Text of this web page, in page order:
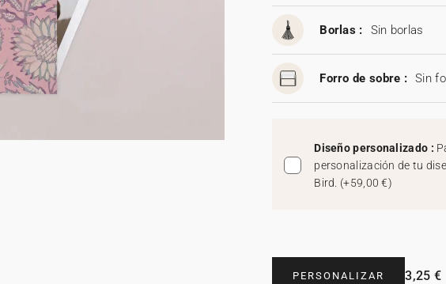
Borlas : Sin borlas
Forro de sobre : Sin
Diseño personalizado :
personalización de tu
Bird. (+59,00 €)
PERSONALIZAR 3,25 €